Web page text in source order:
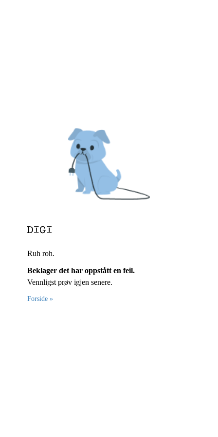
Ruh roh.
Beklager det har oppstått en feil.
Vennligst prøv igjen senere.
Forside »